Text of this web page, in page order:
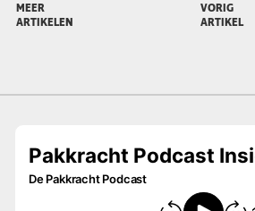
MEER
ARTIKELEN
VORIG
ARTIKEL